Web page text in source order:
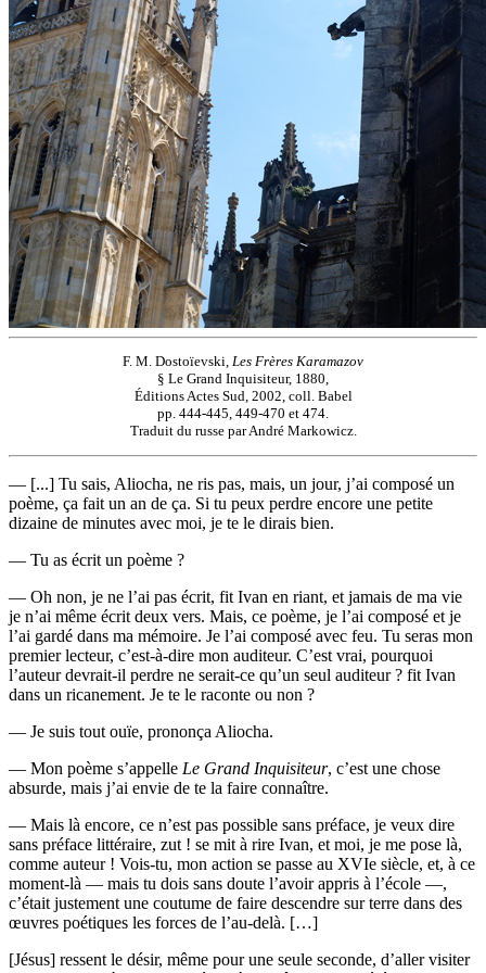
F. M. Dostoïevski, Les Frères Karamazov
§ Le Grand Inquisiteur, 1880,
Éditions Actes Sud, 2002, coll. Babel
pp. 444-445, 449-470 et 474.
Traduit du russe par André Markowicz.
— [...] Tu sais, Aliocha, ne ris pas, mais, un jour, j’ai composé un
poème, ça fait un an de ça. Si tu peux perdre encore une petite
dizaine de minutes avec moi, je te le dirais bien.
— Tu as écrit un poème ?
— Oh non, je ne l’ai pas écrit, fit Ivan en riant, et jamais de ma vie
je n’ai même écrit deux vers. Mais, ce poème, je l’ai composé et je
l’ai gardé dans ma mémoire. Je l’ai composé avec feu. Tu seras mon
premier lecteur, c’est-à-dire mon auditeur. C’est vrai, pourquoi
l’auteur devrait-il perdre ne serait-ce qu’un seul auditeur ? fit Ivan
dans un ricanement. Je te le raconte ou non ?
— Je suis tout ouïe, prononça Aliocha.
— Mon poème s’appelle Le Grand Inquisiteur, c’est une chose
absurde, mais j’ai envie de te la faire connaître.
— Mais là encore, ce n’est pas possible sans préface, je veux dire
sans préface littéraire, zut ! se mit à rire Ivan, et moi, je me pose là,
comme auteur ! Vois-tu, mon action se passe au XVIe siècle, et, à ce
moment-là — mais tu dois sans doute l’avoir appris à l’école —,
c’était justement une coutume de faire descendre sur terre dans des
œuvres poétiques les forces de l’au-delà. […]
[Jésus] ressent le désir, même pour une seule seconde, d’aller visiter